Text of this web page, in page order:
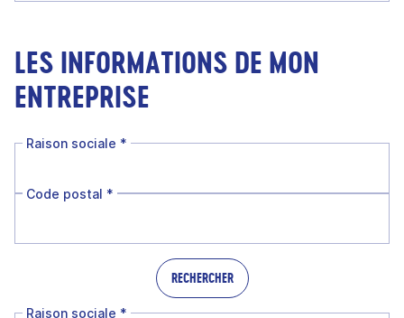
LES INFORMATIONS DE MON
ENTREPRISE
Raison sociale *
Code postal *
RECHERCHER
Raison sociale *